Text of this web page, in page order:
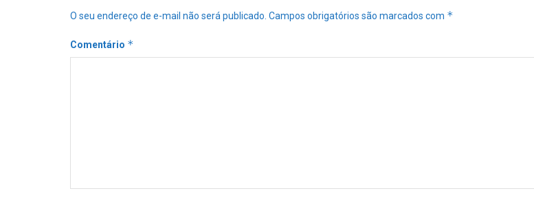
O seu endereço de e-mail não será publicado. Campos obrigatórios são marcados com *
Comentário *